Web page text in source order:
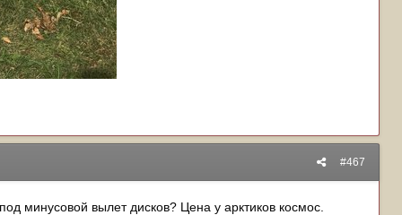
#467
минусовой вылет дисков? Цена у арктиков космос.